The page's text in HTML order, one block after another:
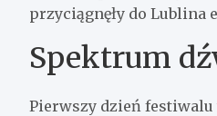
przyciągnęły do Lublina
Spektrum
Pierwszy dzień